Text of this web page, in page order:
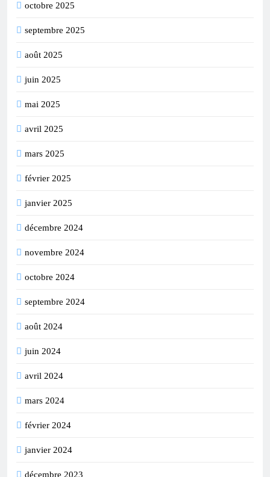
octobre 2025
septembre 2025
août 2025
juin 2025
mai 2025
avril 2025
mars 2025
février 2025
janvier 2025
décembre 2024
novembre 2024
octobre 2024
septembre 2024
août 2024
juin 2024
avril 2024
mars 2024
février 2024
janvier 2024
décembre 2023